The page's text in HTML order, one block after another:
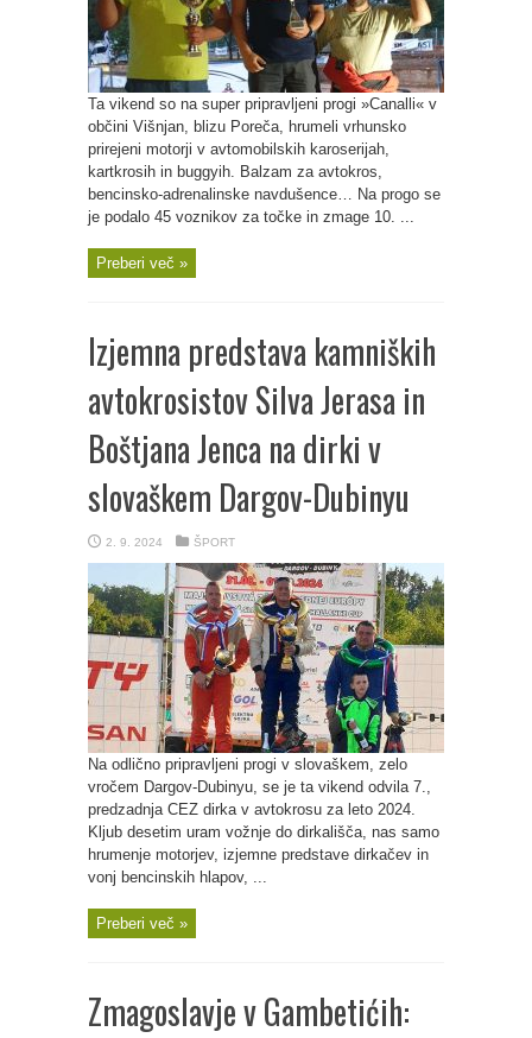
Ta vikend so na super pripravljeni progi »Canalli« v
občini Višnjan, blizu Poreča, hrumeli vrhunsko
prirejeni motorji v avtomobilskih karoserijah,
kartkrosih in buggyih. Balzam za avtokros,
bencinsko-adrenalinske navdušence… Na progo se
je podalo 45 voznikov za točke in zmage 10. ...
Preberi več »
Izjemna predstava kamniških
avtokrosistov Silva Jerasa in
Boštjana Jenca na dirki v
slovaškem Dargov-Dubinyu
2. 9. 2024 ŠPORT
Na odlično pripravljeni progi v slovaškem, zelo
vročem Dargov-Dubinyu, se je ta vikend odvila 7.,
predzadnja CEZ dirka v avtokrosu za leto 2024.
Kljub desetim uram vožnje do dirkališča, nas samo
hrumenje motorjev, izjemne predstave dirkačev in
vonj bencinskih hlapov, ...
Preberi več »
Zmagoslavje v Gambetićih: